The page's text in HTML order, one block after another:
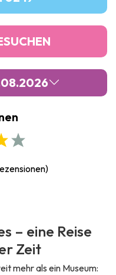
– eine Reise
Zeit
mehr als ein Museum: